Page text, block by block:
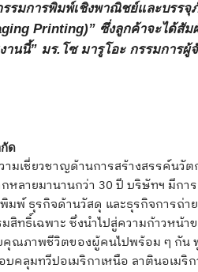
รรมการพิมพ์เชิงพาณิชย์และบร
Printing)” ซึ่งลูกค้าจะได้สั
านนี้” มร.โซ มารูโอะ กรรมการ
ด
เชี่ยวชาญด้านการสร้างสรรค์นวัต
ลายมานานกว่า 30 ปี บริษัทฯ มีกา
พ์ ธุรกิจด้านวัสดุ และธุรกิจการถ่
สิทธิ์เฉพาะ ซึ่งนำไปสู่ความก้าวห
ณภาพชีวิตของผู้คนไปพร้อม ๆ กัน
ลุมทวีปอเมริกาเหนือ ลาตินอเมริก